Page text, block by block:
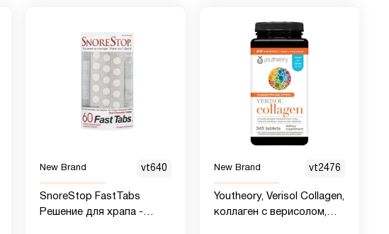
New Brand vt640
SnoreStop FastTabs
Решение для храпа -
New Brand vt2476
Youtheory, Verisol Collagen,
коллаген с верисолом,